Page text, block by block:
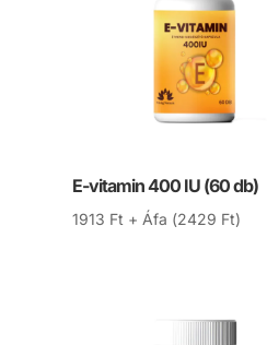
E-vitamin 400 IU (60 db)
1913 Ft + Áfa (2429 Ft)